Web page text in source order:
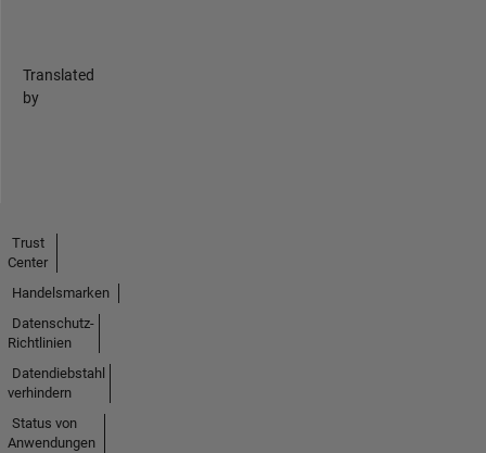
Translated
by
Trust
Center
Handelsmarken
Datenschutz-
Richtlinien
Datendiebstahl
verhindern
Status von
Anwendungen